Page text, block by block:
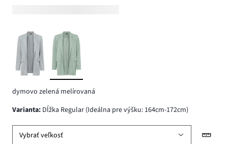
dymovo zelená melírovaná
varianta: Dĺžka Regular (Ideálna pre výšku: 164cm-172cm)
Vybrať veľkosť